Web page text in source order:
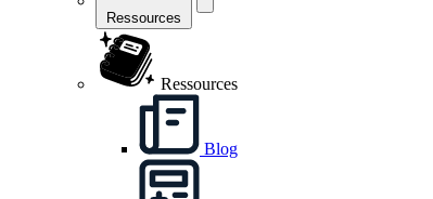
Ressources
Ressources
Blog